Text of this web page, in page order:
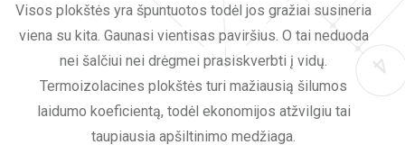
Visos plokštės yra špuntuotos todėl jos gražiai susineria
viena su kita. Gaunasi vientisas paviršius. O tai neduoda
nei šalčiui nei drėgmei prasiskverbti į vidų.
Termoizolacines plokštės turi mažiausią šilumos
laidumo koeficientą, todėl ekonomijos atžvilgiu tai
taupiausia apšiltinimo medžiaga.